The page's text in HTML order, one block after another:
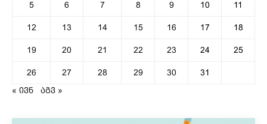
5 6 7 8 9 10 11
12 13 14 15 16 17 18
19 20 21 22 23 24 25
26 27 28 29 30
31
« ივნ
აგვ »